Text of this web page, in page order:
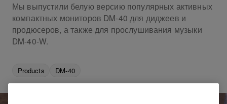
Мы выпустили белую версию популярных активных
компактных мониторов DM-40 для диджеев и
продюсеров, а также для прослушивания музыки
DM-40-W.
Products DM-40